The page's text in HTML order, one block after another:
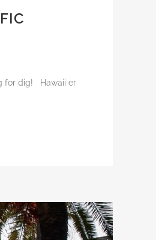
for dig! Hawaii er